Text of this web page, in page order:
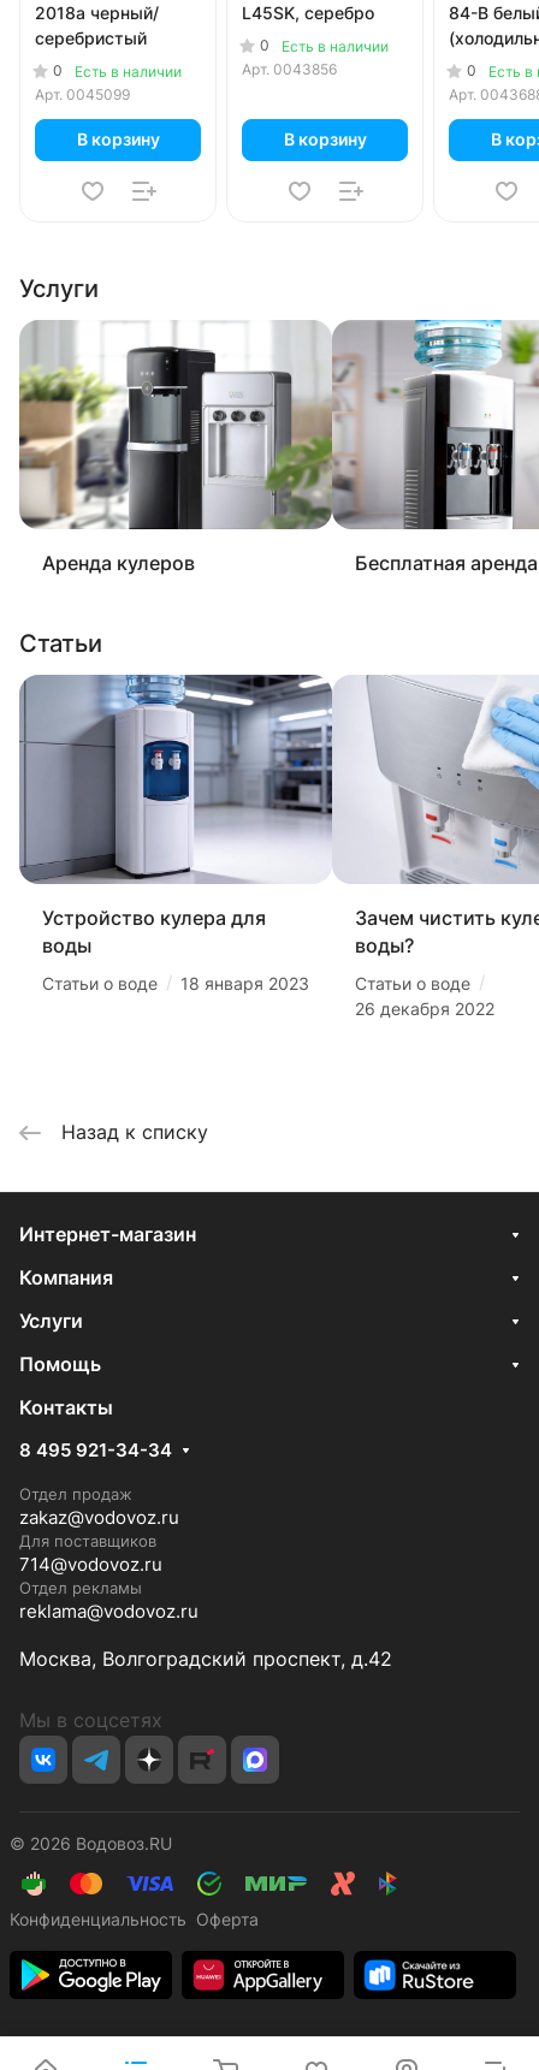
2018a черный/
серебристый
0
Есть в наличии
Арт. 0045099
В корзину
L45SK, серебро
0
Есть в наличии
Арт. 0043856
В корзину
84-B
литров)
0
Есть в
Арт.
В
Услуги
Аренда кулеров Бесплатная
Статьи
Устройство кулера для
воды
Статьи о воде / 18 января 2023
Зачем чистить
воды?
Статьи о воде /
26 декабря 2022
Назад к списку
Интернет-магазин
Компания
Услуги
Помощь
Контакты
8 495 921-34-34
Отдел продаж
zakaz@vodovoz.ru
Для поставщиков
714@vodovoz.ru
Отдел рекламы
reklama@vodovoz.ru
Москва, Волгоградский проспект, д.42
Мы в соцсетях
© 2026 Водовоз.RU
Конфиденциальность Оферта